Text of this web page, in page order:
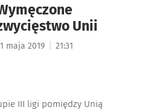
Unii
maja 2019 21:31
III ligi pomiędzy Unią